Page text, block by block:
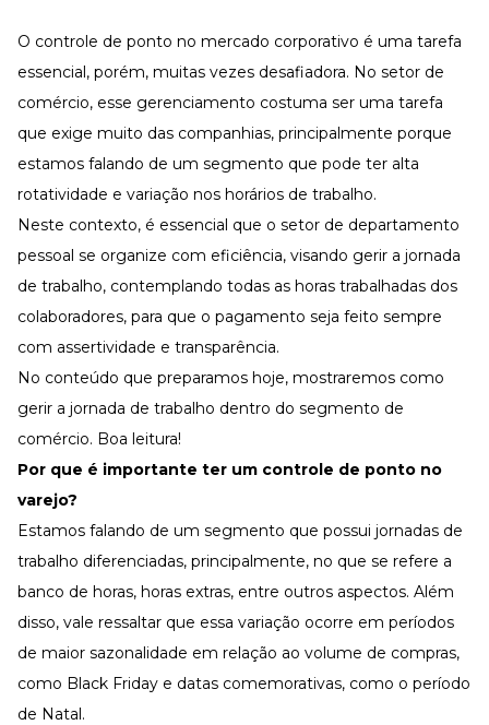
Materiais Gratuitos
Materiais Gratuitos
Todos os Materiais Gratuitos
E-book
Aprofunde seu conhecimento
Ferramentas e Templates
Para agilizar o seu trabalho
Infográfico
Kits
Materiais centralizados
Lives
Newsletters
O controle de ponto no mercado corporativo é uma tarefa
essencial, porém, muitas vezes desafiadora. No setor de
comércio, esse gerenciamento costuma ser uma tarefa
que exige muito das companhias, principalmente porque
estamos falando de um segmento que pode ter alta
rotatividade e variação nos horários de trabalho.
Neste contexto, é essencial que o setor de departamento
pessoal se organize com eficiência, visando gerir a jornada
de trabalho, contemplando todas as horas trabalhadas dos
colaboradores, para que o pagamento seja feito sempre
com assertividade e transparência.
No conteúdo que preparamos hoje, mostraremos como
gerir a jornada de trabalho dentro do segmento de
comércio. Boa leitura!
Por que é importante ter um controle de ponto no
varejo?
Estamos falando de um segmento que possui jornadas de
trabalho diferenciadas, principalmente, no que se refere a
banco de horas, horas extras, entre outros aspectos. Além
disso, vale ressaltar que essa variação ocorre em períodos
de maior sazonalidade em relação ao volume de compras,
como Black Friday e datas comemorativas, como o período
de Natal.